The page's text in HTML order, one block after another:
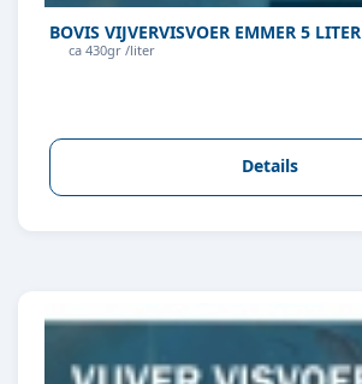
BOVIS VIJVERVISVOER EMMER 5 LITER
ca 430gr /liter
Details